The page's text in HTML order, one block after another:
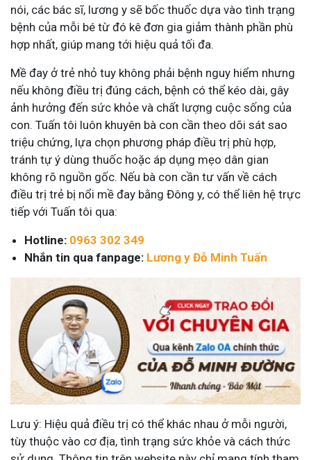
nói, các bác sĩ, lương y sẽ bốc thuốc dựa vào tình trạng
bệnh của mỗi bé từ đó kê đơn gia giảm thành phần phù
hợp nhất, giúp mang tới hiệu quả tối đa.
Mề đay ở trẻ nhỏ tuy không phải bệnh nguy hiểm nhưng
nếu không điều trị đúng cách, bệnh có thể kéo dài, gây
ảnh hưởng đến sức khỏe và chất lượng cuộc sống của
con. Tuấn tôi luôn khuyên bà con cần theo dõi sát sao
triệu chứng, lựa chọn phương pháp điều trị phù hợp,
tránh tự ý dùng thuốc hoặc áp dụng mẹo dân gian
không rõ nguồn gốc. Nếu bà con cần tư vấn về cách
điều trị trẻ bị nổi mề đay bằng Đông y, có thể liên hệ trực
tiếp với Tuấn tôi qua:
Hotline: 0963 302 349
Nhắn tin qua fanpage: Lương y Đỗ Minh Tuấn
Lưu ý: Hiệu quả điều trị có thể khác nhau ở mỗi người,
tùy thuộc vào cơ địa, tình trạng sức khỏe và cách thức